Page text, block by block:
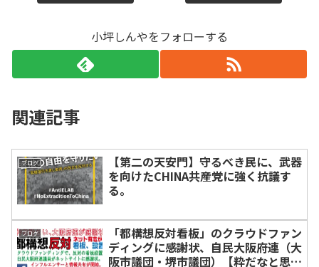
小坪しんやをフォローする
関連記事
ブログ
【第二の天安門】守るべき民に、武器
を向けたCHINA共産党に強く抗議す
る。
ブログ
「都構想反対看板」のクラウドファン
ディングに感謝状、自民大阪府連（大
阪市議団・堺市議団）【粋だなと思っ